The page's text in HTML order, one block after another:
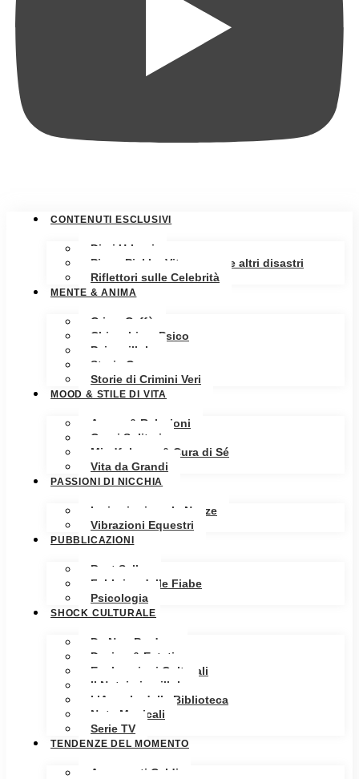
CONTENUTI ESCLUSIVI
Diari Urbani
Pippa Pickle: Vita, amore e altri disastri
Riflettori sulle Celebrità
MENTE & ANIMA
Crime Caffè
Chiacchiere Psico
Psicopillole
Storia Oscura
Storie di Crimini Veri
MOOD & STILE DI VITA
Amore & Relazioni
Cuori Solitari
Mindfulness & Cura di Sé
Vita da Grandi
PASSIONI DI NICCHIA
Ispirazioni per le Nozze
Vibrazioni Equestri
PUBBLICAZIONI
Best Seller
Fabbrica delle Fiabe
Psicologia
SHOCK CULTURALE
Da Non Perdere
Design & Estetica
Esplorazioni Culturali
Il Notaio in pillole
L’Angolo della Biblioteca
Note Musicali
Serie TV
TENDENZE DEL MOMENTO
Argomenti Caldi